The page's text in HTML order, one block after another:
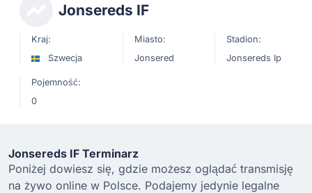
Jonsereds IF
Kraj:
Szwecja
Miasto:
Jonsered
Stadion:
Jonsereds Ip
Pojemność:
0
Jonsereds IF Terminarz
Poniżej dowiesz się, gdzie możesz oglądać transmisję
na żywo online w Polsce. Podajemy jedynie legalne